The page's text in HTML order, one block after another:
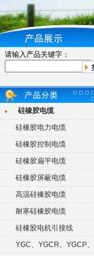
请输入产品关键字：
硅橡胶电缆
硅橡胶电力电缆
硅橡胶控制电缆
硅橡胶扁平电缆
硅橡胶屏蔽电缆
高温硅橡胶电缆
耐寒硅橡胶电缆
硅橡胶电机引接线
YGC、YGCR、YGCP、